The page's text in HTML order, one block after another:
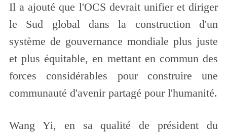
Il a ajouté que l'OCS devrait unifier et diriger
le Sud global dans la construction d'un
système de gouvernance mondiale plus juste
et plus équitable, en mettant en commun des
forces considérables pour construire une
communauté d'avenir partagé pour l'humanité.
Wang Yi, en sa qualité de président du